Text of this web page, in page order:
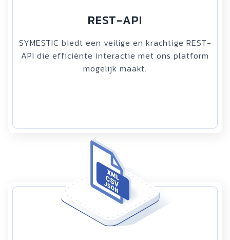
REST-API
SYMESTIC biedt een veilige en krachtige REST-
API die efficiënte interactie met ons platform
mogelijk maakt.